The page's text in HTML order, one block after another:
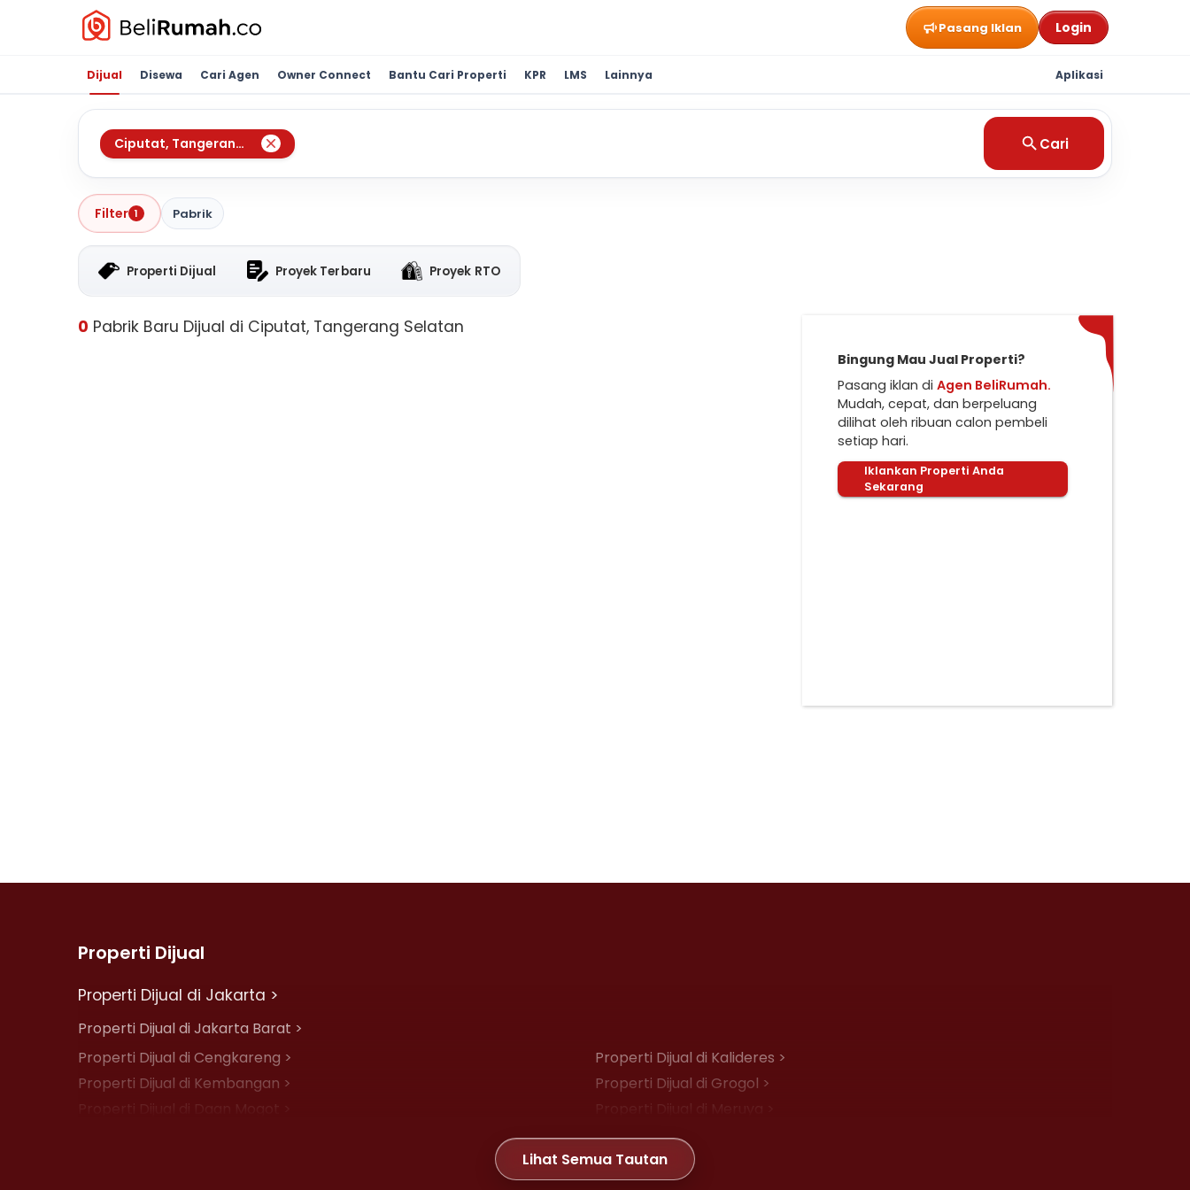
Pasang Iklan Login
Dijual Disewa Cari Agen Owner Connect Bantu Cari Properti KPR LMS Lainnya Aplikasi
Ciputat, Tangerang Selatan Cari
Filter 1 Pabrik
Properti Dijual Proyek Terbaru Proyek RTO
0 Pabrik Baru Dijual di Ciputat, Tangerang Selatan
Bingung Mau Jual Properti?
Pasang iklan di Agen BeliRumah.
Mudah, cepat, dan berpeluang
dilihat oleh ribuan calon pembeli
setiap hari.
Iklankan Properti Anda
Sekarang
Properti Dijual
Properti Dijual di Jakarta >
Properti Dijual di Jakarta Barat >
Properti Dijual di Cengkareng >
Properti Dijual di Kalideres >
Properti Dijual di Kembangan >
Properti Dijual di Grogol >
Properti Dijual di Daan Mogot >
Properti Dijual di Meruya >
Properti Dijual di Joglo >
Lihat Semua Tautan